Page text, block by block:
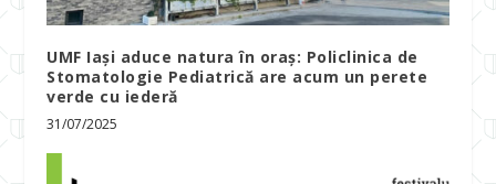
UMF Iași aduce natura în oraș: Policlinica de
Stomatologie Pediatrică are acum un perete
verde cu iederă
31/07/2025